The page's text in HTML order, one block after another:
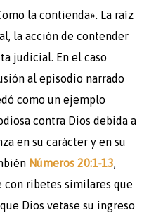
judicial. En el caso
al episodio narrado
como un ejemplo
contra Dios debida a
en su carácter y en su
Números 20:1-13,
con ribetes similares que
Dios vetase su ingreso